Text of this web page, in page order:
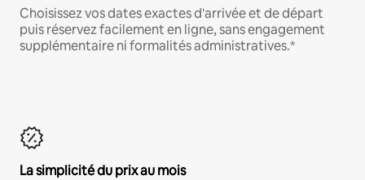
Choisissez vos dates exactes d'arrivée et de départ
puis réservez facilement en ligne, sans engagement
supplémentaire ni formalités administratives.*
La simplicité du prix au mois